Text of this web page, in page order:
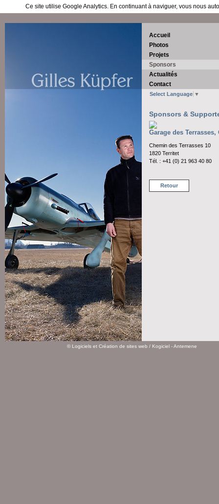
Ce site utilise Google Analytics. En continuant à naviguer, vous nous
Accueil
Photos
Projets
Sponsors
Actualités
Contact
Select Language ▼
Sponsors &
Garage des
Chemin des Terrasses 10
1820 Territet
Tél. : +41 (0) 21 963 40 80
Retour
© Logiciels et Création de sites web / Kogiciel - Antemene